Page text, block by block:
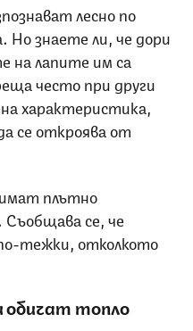
лесно по
Но знаете ли, че дори
на лапите им са
често при други
характеристика,
се откроява от
имат плътно
Съобщава се, че
тежки, отколкото
обичат топло